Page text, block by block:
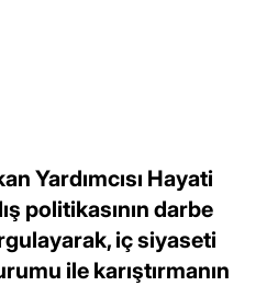
Yardımcısı Hayati
politikasının darbe
iç siyaseti
ile karıştırmanın